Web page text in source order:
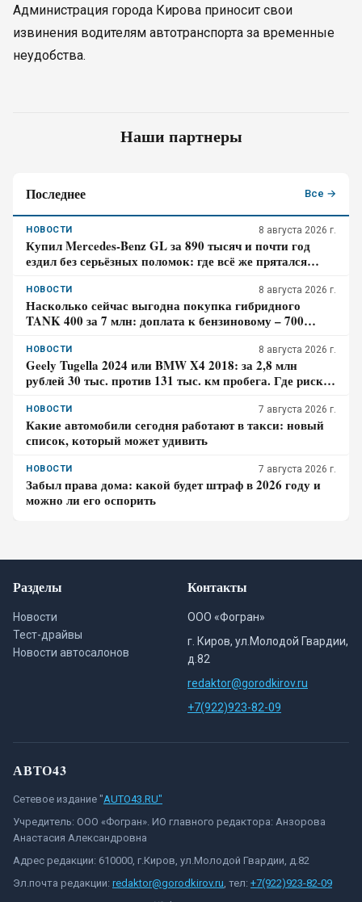
Администрация города Кирова приносит свои
извинения водителям автотранспорта за временные
неудобства.
Наши партнеры
Последнее Все →
НОВОСТИ 8 августа 2026 г.
Купил Mercedes-Benz GL за 890 тысяч и почти год
ездил без серьёзных поломок: где всё же прятался
НОВОСТИ 8 августа 2026 г.
Насколько сейчас выгодна покупка гибридного
TANK 400 за 7 млн: доплата к бензиновому – 700
НОВОСТИ 8 августа 2026 г.
Geely Tugella 2024 или BMW X4 2018: за 2,8 млн
рублей 30 тыс. против 131 тыс. км пробега. Где риск
НОВОСТИ 7 августа 2026 г.
Какие автомобили сегодня работают в такси: новый
список, который может удивить
НОВОСТИ 7 августа 2026 г.
Забыл права дома: какой будет штраф в 2026 году и
можно ли его оспорить
Разделы
Новости
Тест-драйвы
Новости автосалонов
Контакты
ООО «Фогран»
г. Киров, ул.Молодой Гвардии,
д.82
redaktor@gorodkirov.ru
+7(922)923-82-09
АВТО43
Сетевое издание "AUTO43.RU"
Учредитель: ООО «Фогран». ИО главного редактора: Анзорова
Анастасия Александровна
Адрес редакции: 610000, г.Киров, ул.Молодой Гвардии, д.82
Эл.почта редакции: redaktor@gorodkirov.ru, тел: +7(922)923-82-09